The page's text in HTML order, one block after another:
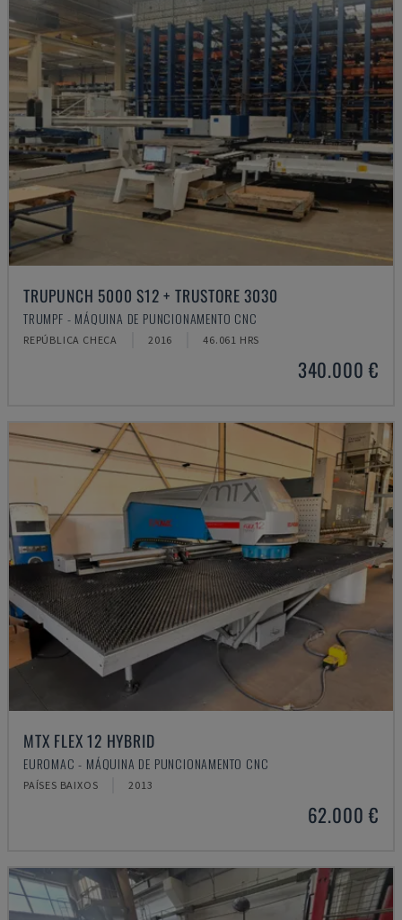
TRUPUNCH 5000 S12 + TRUSTORE 3030
TRUMPF - MÁQUINA DE PUNCIONAMENTO CNC
REPÚBLICA CHECA 2016 46.061 HRS
340.000 €
MTX FLEX 12 HYBRID
EUROMAC - MÁQUINA DE PUNCIONAMENTO CNC
PAÍSES BAIXOS 2013
62.000 €